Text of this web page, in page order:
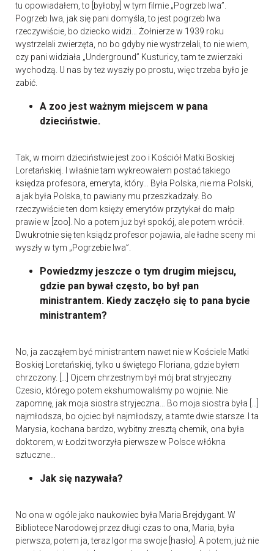
tu opowiadałem, to [byłoby] w tym filmie „Pogrzeb lwa”.
Pogrzeb lwa, jak się pani domyśla, to jest pogrzeb lwa
rzeczywiście, bo dziecko widzi… Żołnierze w 1939 roku
wystrzelali zwierzęta, no bo gdyby nie wystrzelali, to nie wiem,
czy pani widziała „Underground” Kusturicy, tam te zwierzaki
wychodzą. U nas by też wyszły po prostu, więc trzeba było je
zabić.
A zoo jest ważnym miejscem w pana
dzieciństwie.
Tak, w moim dzieciństwie jest zoo i Kościół Matki Boskiej
Loretańskiej. I właśnie tam wykreowałem postać takiego
księdza profesora, emeryta, który… Była Polska, nie ma Polski,
a jak była Polska, to pawiany mu przeszkadzały. Bo
rzeczywiście ten dom księży emerytów przytykał do małp
prawie w [zoo]. No a potem już był spokój, ale potem wrócił.
Dwukrotnie się ten ksiądz profesor pojawia, ale ładne sceny mi
wyszły w tym „Pogrzebie lwa”.
Powiedzmy jeszcze o tym drugim miejscu,
gdzie pan bywał często, bo był pan
ministrantem. Kiedy zaczęło się to pana bycie
ministrantem?
No, ja zacząłem być ministrantem nawet nie w Kościele Matki
Boskiej Loretańskiej, tylko u świętego Floriana, gdzie byłem
chrzczony. […] Ojcem chrzestnym był mój brat stryjeczny
Czesio, którego potem ekshumowaliśmy po wojnie. Nie
zapomnę, jak moja siostra stryjeczna… Bo moja siostra była […]
najmłodsza, bo ojciec był najmłodszy, a tamte dwie starsze. I ta
Marysia, kochana bardzo, wybitny zresztą chemik, ona była
doktorem, w Łodzi tworzyła pierwsze w Polsce włókna
sztuczne…
Jak się nazywała?
No ona w ogóle jako naukowiec była Maria Brejdygant. W
Bibliotece Narodowej przez długi czas to ona, Maria, była
pierwsza, potem ja, teraz Igor ma swoje [hasło]. A potem, już nie